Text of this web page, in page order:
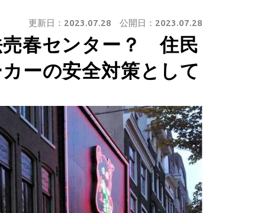
売春センター？ 住民
ーの安全対策として
更新日： 2023.07.28 公開日： 2023.07.28